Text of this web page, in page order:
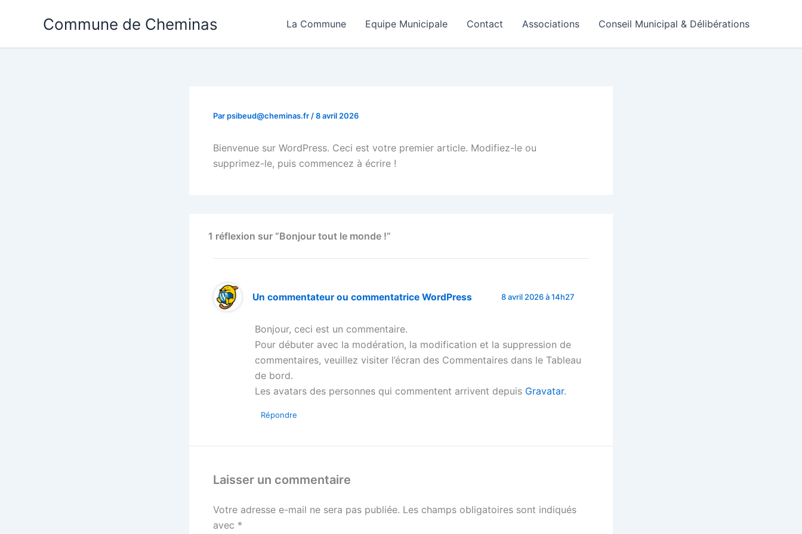
Commune de Cheminas La Commune Equipe Municipale Contact Associations Conseil Municipal & Délibérations
Parpsibeud@cheminas.fr /8 avril 2026
Bienvenue sur WordPress. Ceci est votre premier article. Modifiez-le ou
supprimez-le, puis commencez à écrire !
1 réflexion sur “Bonjour tout le monde !”
Un commentateur ou commentatrice WordPress 8 avril 2026 à 14h27
Bonjour, ceci est un commentaire.
Pour débuter avec la modération, la modification et la suppression de
commentaires, veuillez visiter l’écran des Commentaires dans le Tableau
de bord.
Les avatars des personnes qui commentent arrivent depuis Gravatar.
Répondre
Laisser un commentaire
Votre adresse e-mail ne sera pas publiée. Les champs obligatoires sont indiqués
avec *